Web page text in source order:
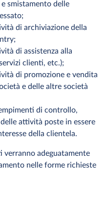
smistamento delle
di archiviazione della
di assistenza alla
clienti, etc.);
di promozione e vendita
e delle altre società
di controllo,
attività poste in essere
della clientela.
verranno adeguatamente
nelle forme richieste